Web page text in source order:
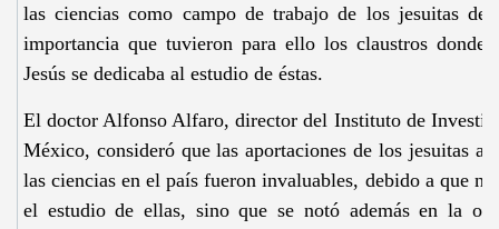
las ciencias como campo de trabajo de los jesuitas
importancia que tuvieron para ello los claustros donde
Jesús se dedicaba al estudio de éstas.
El doctor Alfonso Alfaro, director del Instituto de
México, consideró que las aportaciones de los jesuitas a
las ciencias en el país fueron invaluables, debido a que
el estudio de ellas, sino que se notó además en la